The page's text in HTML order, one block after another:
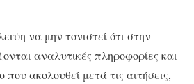
να μην τονιστεί ότι στην
αναλυτικές πληροφορίες και
που ακολουθεί μετά τις αιτήσεις,